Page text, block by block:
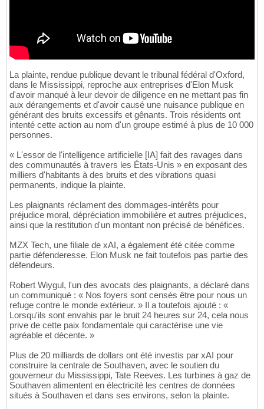
La plainte, rendue publique devant le tribunal fédéral d'Oxford,
dans le Mississippi, reproche aux entreprises d'Elon Musk
d'avoir manqué à leur devoir de diligence en ne mettant pas fin
aux dérangements et d'avoir causé une nuisance publique en
générant des bruits excessifs et gênants. Trois résidents ont
intenté cette action au nom d'un groupe estimé à plus de 10 000
personnes.
« L'essor de l'intelligence artificielle [IA] fait des ravages dans
des communautés à travers les États-Unis » en exposant des
milliers d'habitants à des bruits et des vibrations quasi
permanents, indique la plainte.
Les plaignants réclament des dommages-intérêts pour
préjudice moral, dépréciation immobilière et autres préjudices,
ainsi que la restitution d'un montant non précisé de bénéfices.
MZX Tech, une filiale de xAI, a également été citée comme
partie défenderesse. Elon Musk ne fait toutefois pas partie des
défendeurs.
Robert Wiygul, l'un des avocats des plaignants, a déclaré dans
un communiqué : « Nos foyers sont censés être pour nous un
refuge contre le monde extérieur. » Il a toutefois ajouté : «
Lorsqu'ils sont envahis par le bruit 24 heures sur 24, cela nous
prive de cette paix fondamentale qui caractérise une vie
agréable et décente. »
Plus de 20 milliards de dollars ont été investis par xAI pour
construire la centrale de Southaven, avec le soutien du
gouverneur du Mississippi, Tate Reeves. Les turbines à gaz de
Southaven alimentent en électricité les centres de données
situés à Southaven et dans ses environs, selon la plainte.